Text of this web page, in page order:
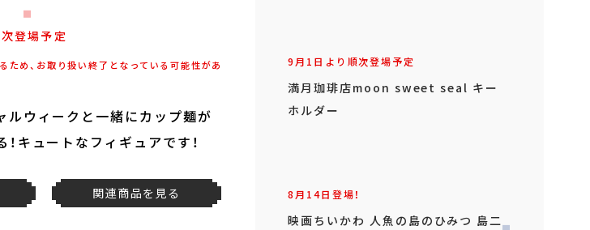
登場予定
め、お取り扱い終了となっている可能性があ
ルウィークと一緒にカップ麺が
キュートなフィギュアです！
関連商品を見る
9月1日より順次登場予定
満月珈琲店moon sweet seal キー
ホルダー
8月14日登場！
映画ちいかわ 人魚の島のひみつ 島二